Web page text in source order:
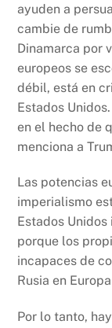
ayuden a
cambie de
Dinamarca por
europeos se
débil, está en
Estados
en el hecho de
menciona a
Las potencias
imperialismo
Estados
porque los
incapaces de
Rusia en
Por lo tanto,